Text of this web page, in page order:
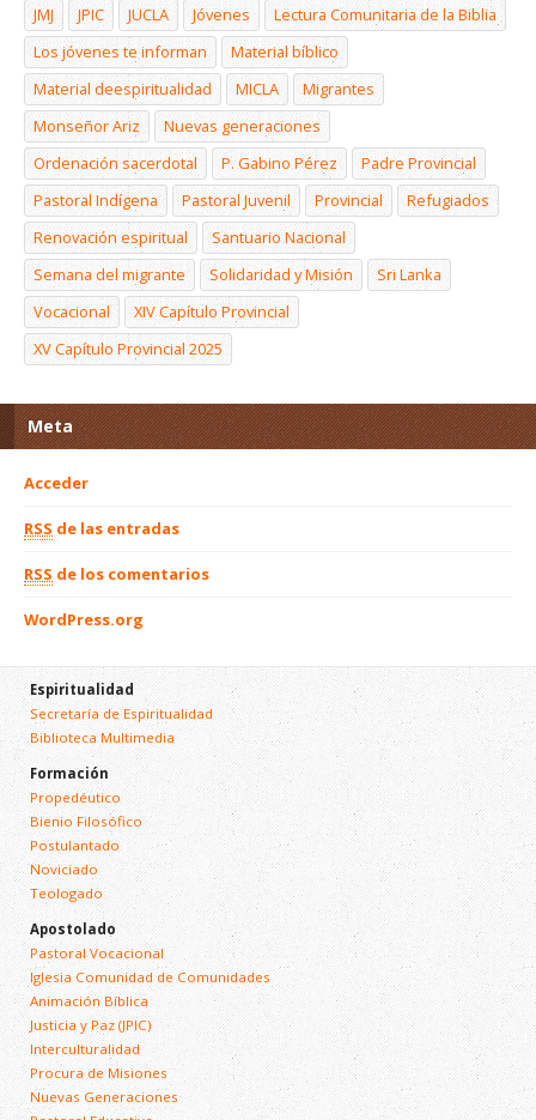
JMJ
JPIC JUCLA Jóvenes
Lectura Comunitaria de la Biblia
Los jóvenes te informan
Material bíblico
Material deespiritualidad
MICLA
Migrantes
Monseñor Ariz
Nuevas generaciones
Ordenación sacerdotal
P. Gabino Pérez
Padre Provincial
Pastoral Indígena
Pastoral Juvenil Provincial
Refugiados
Renovación espiritual
Santuario Nacional
Semana del migrante
Solidaridad y Misión
Sri Lanka
Vocacional
XIV Capítulo Provincial
XV Capítulo Provincial 2025
Meta
Acceder
RSS de las entradas
RSS de los comentarios
WordPress.org
Espiritualidad
Secretaría de Espiritualidad
Biblioteca Multimedia
Formación
Propedéutico
Bienio Filosófico
Postulantado
Noviciado
Teologado
Apostolado
Pastoral Vocacional
Iglesia Comunidad de Comunidades
Animación Bíblica
Justicia y Paz (JPIC)
Interculturalidad
Procura de Misiones
Nuevas Generaciones